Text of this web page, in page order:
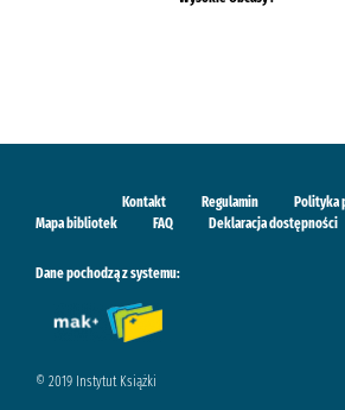
Kontakt Regulamin
Polityka
Mapa bibliotek
FAQ Deklaracja dostępności
Dane pochodzą z systemu:
© 2019 Instytut Książki